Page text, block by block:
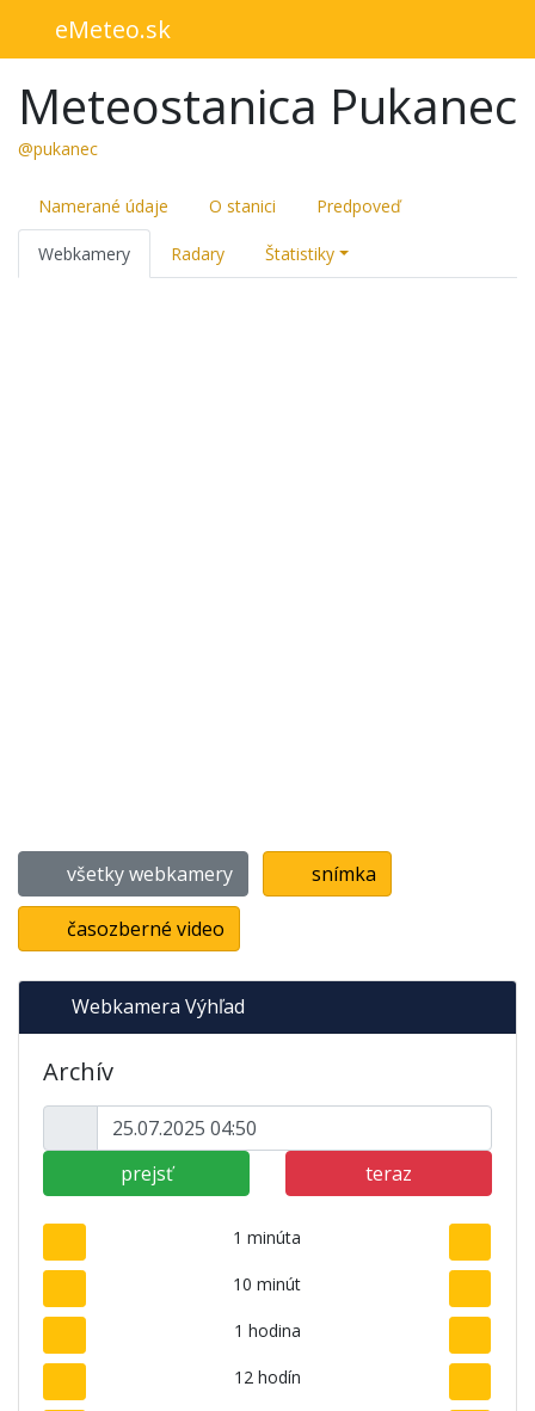
eMeteo.sk
Meteostanica Pukanec
@pukanec
Namerané údaje O stanici Predpoveď
Webkamery Radary Štatistiky
všetky webkamery snímka
časozberné video
Webkamera Výhľad
Archív
prejsť teraz
1 minúta
10 minút
1 hodina
12 hodín